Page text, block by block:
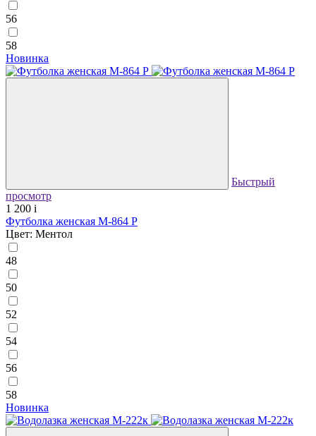
56
58
Новинка
Быстрый
просмотр
1 200 i
Футболка женская М-864 Р
Цвет: Ментол
48
50
52
54
56
58
Новинка